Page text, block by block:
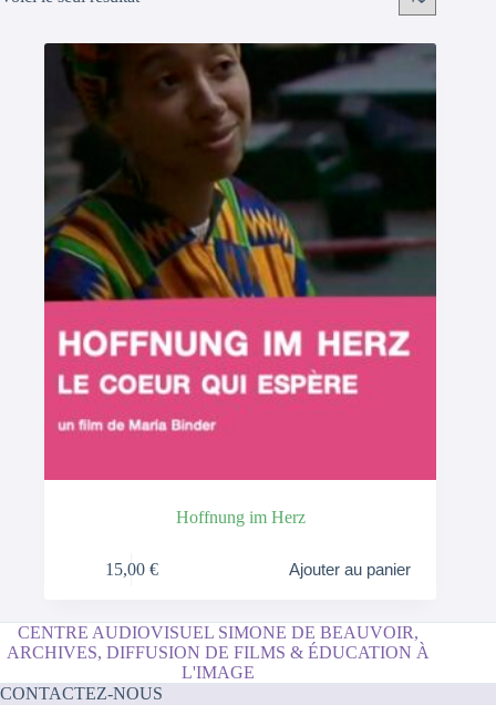
Hoffnung im Herz
15,00 € Ajouter au panier
CENTRE AUDIOVISUEL SIMONE DE BEAUVOIR,
ARCHIVES, DIFFUSION DE FILMS & ÉDUCATION À
L'IMAGE
CONTACTEZ-NOUS